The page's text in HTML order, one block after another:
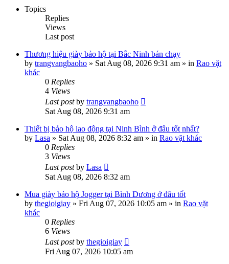
Topics
Replies
Views
Last post
Thương hiệu giày bảo hộ tại Bắc Ninh bán chạy
by trangvangbaoho » Sat Aug 08, 2026 9:31 am » in Rao vặt
khác
0 Replies
4 Views
Last postby trangvangbaoho
Sat Aug 08, 2026 9:31 am
Thiết bị bảo hộ lao động tại Ninh Bình ở đâu tốt nhất?
by Lasa » Sat Aug 08, 2026 8:32 am » in Rao vặt khác
0 Replies
3 Views
Last postby Lasa
Sat Aug 08, 2026 8:32 am
Mua giày bảo hộ Jogger tại Bình Dương ở đâu tốt
by thegioigiay » Fri Aug 07, 2026 10:05 am » in Rao vặt
khác
0 Replies
6 Views
Last postby thegioigiay
Fri Aug 07, 2026 10:05 am